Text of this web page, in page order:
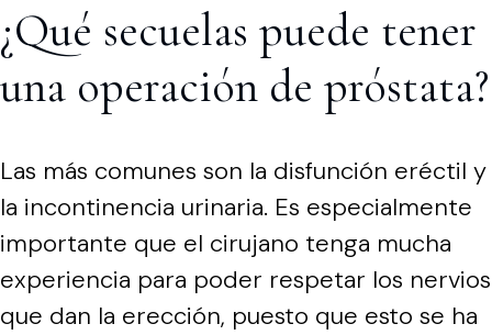
¿Qué secuelas puede tener
una operación de próstata?
Las más comunes son la disfunción eréctil y
la incontinencia urinaria. Es especialmente
importante que el cirujano tenga mucha
experiencia para poder respetar los nervios
que dan la erección, puesto que esto se ha